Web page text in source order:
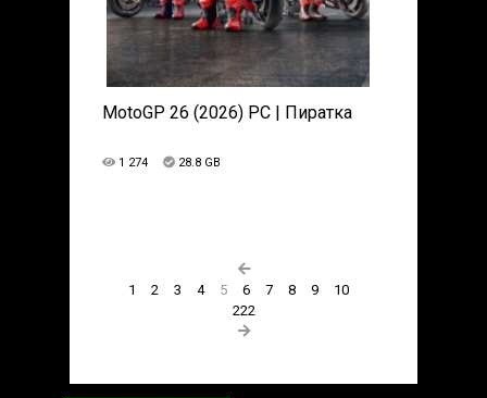
MotoGP 26 (2026) PC | Пиратка
1 274 28.8 GB
1 2 3 4 5 6 7 8 9
10
222